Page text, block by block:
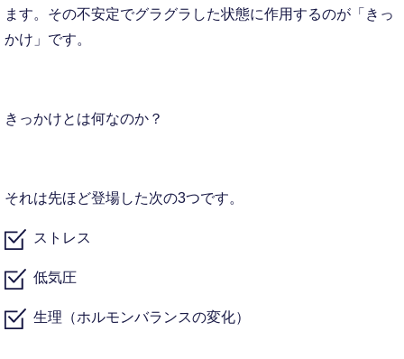
ます。その不安定でグラグラした状態に作用するのが「きっ
かけ」です。
きっかけとは何なのか？
それは先ほど登場した次の3つです。
ストレス
低気圧
生理（ホルモンバランスの変化）